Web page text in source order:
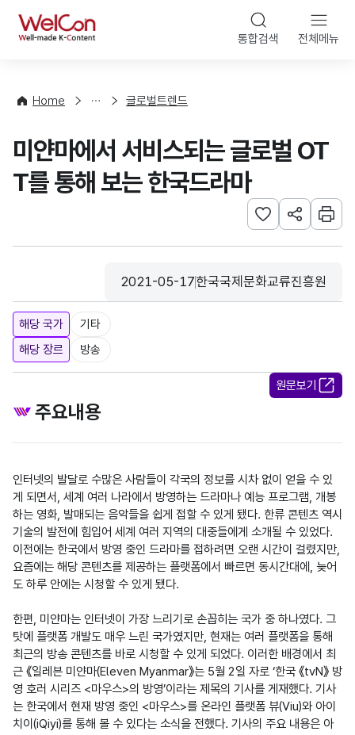
WelCon 통합검색 전체메뉴
Home
향
계
글로벌트렌드
미얀마에서 서비스되는 글로벌 OT
T를 통해 보는 한국드라마
관심사 등록하기
URL 공유하
인쇄
등록일
2021-05-17
수집기관
한국국제문화교류진흥원
해당 국가
기타
해당 장르
방송
원문보기
주요내용
인터넷의 발달로 수많은 사람들이 각국의 정보를 시차 없이 얻을 수 있
게 되면서, 세계 여러 나라에서 방영하는 드라마나 예능 프로그램, 개봉
하는 영화, 발매되는 음악들을 쉽게 접할 수 있게 됐다. 한류 콘텐츠 역시
기술의 발전에 힘입어 세계 여러 지역의 대중들에게 소개될 수 있었다.
이전에는 한국에서 방영 중인 드라마를 접하려면 오랜 시간이 걸렸지만,
요즘에는 해당 콘텐츠를 제공하는 플랫폼에서 빠르면 동시간대에, 늦어
도 하루 안에는 시청할 수 있게 됐다.
한편, 미얀마는 인터넷이 가장 느리기로 손꼽히는 국가 중 하나였다. 그
탓에 플랫폼 개발도 매우 느린 국가였지만, 현재는 여러 플랫폼을 통해
최근의 방송 콘텐츠를 바로 시청할 수 있게 되었다. 이러한 배경에서 최
근 《일레븐 미얀마(Eleven Myanmar》는 5월 2일 자로 ‘한국 《tvN》 방
영 호러 시리즈 <마우스>의 방영’이라는 제목의 기사를 게재했다. 기사
는 한국에서 현재 방영 중인 <마우스>를 온라인 플랫폼 뷰(Viu)와 아이
치이(iQiyi)를 통해 볼 수 있다는 소식을 전했다. 기사의 주요 내용은 아